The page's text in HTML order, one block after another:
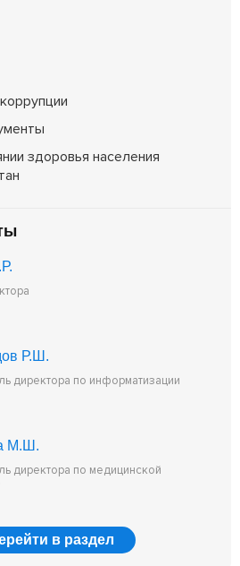
здоровья населения
Р.Ш.
директора по информатизации
М.Ш.
директора по медицинской
в раздел